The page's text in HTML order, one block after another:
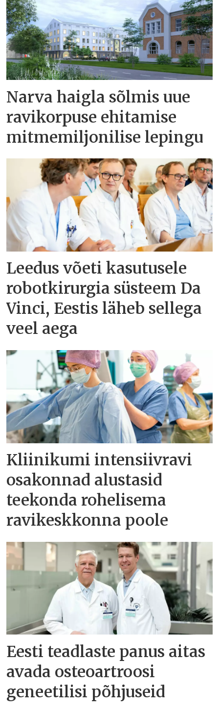
Narva haigla sõlmis uue
ravikorpuse ehitamise
mitmemiljonilise lepingu
Leedus võeti kasutusele
robotkirurgia süsteem Da
Vinci, Eestis läheb sellega
veel aega
Kliinikumi intensiivravi
osakonnad alustasid
teekonda rohelisema
ravikeskkonna poole
Eesti teadlaste panus aitas
avada osteoartroosi
geneetilisi põhjuseid